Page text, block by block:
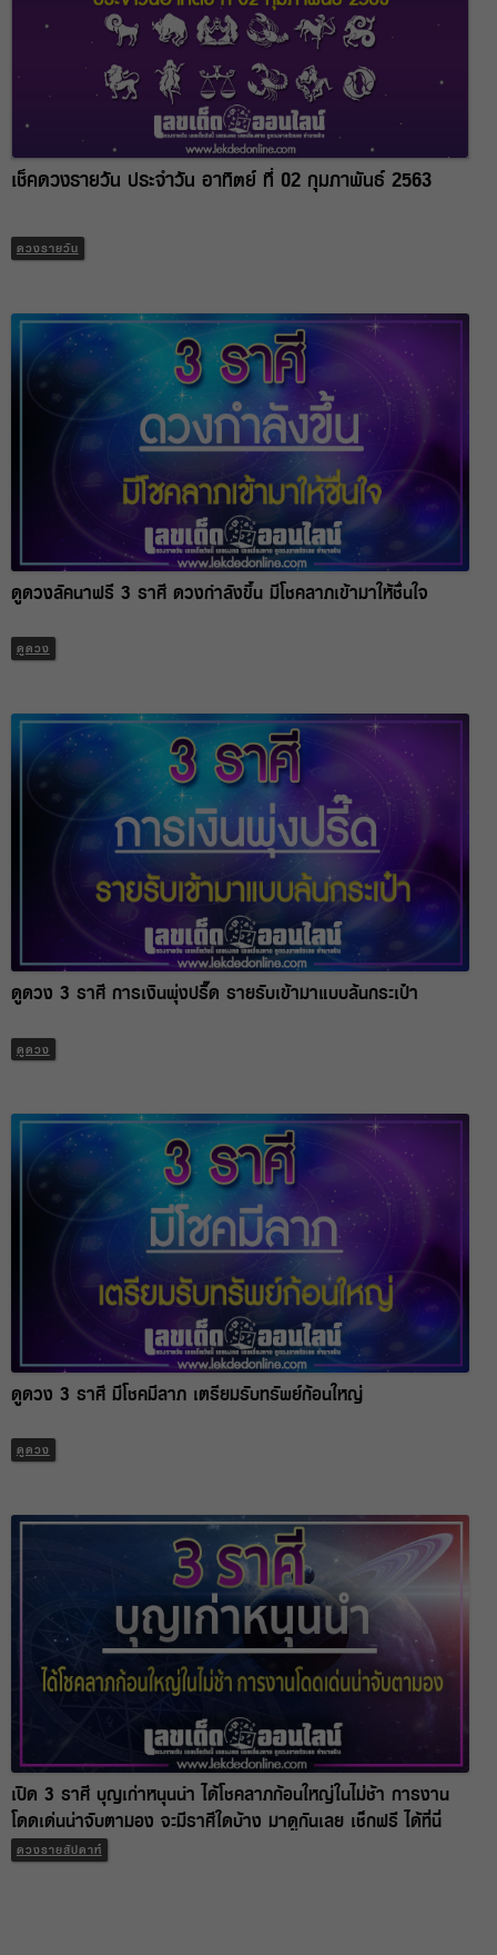
เช็คดวงรายวัน ประจำวัน อาทิตย์ ที่ 02 กุมภาพันธ์ 2563
ดวงรายวัน
ดูดวงลัคนาฟรี 3 ราศี ดวงกำลังขึ้น มีโชคลาภเข้ามาให้ชื่นใจ
ดูดวง
ดูดวง 3 ราศี การเงินพุ่งปรี๊ด รายรับเข้ามาแบบล้นกระเป๋า
ดูดวง
ดูดวง 3 ราศี มีโชคมีลาภ เตรียมรับทรัพย์ก้อนใหญ่
ดูดวง
เปิด 3 ราศี บุญเก่าหนุนนำ ได้โชคลาภก้อนใหญ่ในไม่ช้า การงาน
โดดเด่นน่าจับตามอง จะมีราศีใดบ้าง มาดูกันเลย เช็กฟรี ได้ที่นี่
ดวงรายสัปดาห์